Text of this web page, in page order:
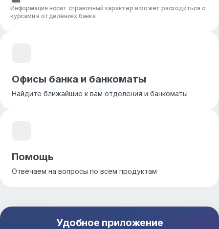
Информация носит справочный характер и может расходиться с
курсами в отделениях банка
Офисы банка и банкоматы
Найдите ближайшие к вам отделения и банкоматы
Помощь
Отвечаем на вопросы по всем продуктам
Удобное приложение